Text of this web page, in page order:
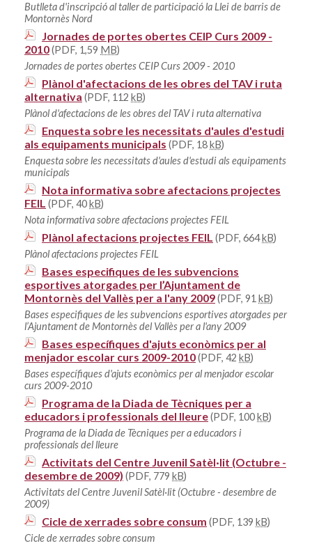
Butlleta d'inscripció al taller de participació la Llei de barris de
Montornès Nord
Jornades de portes obertes CEIP Curs 2009 -
2010(PDF, 1,59 MB)
Jornades de portes obertes CEIP Curs 2009 - 2010
Plànol d'afectacions de les obres del TAV i ruta
alternativa (PDF, 112 kB)
Plànol d'afectacions de les obres del TAV i ruta alternativa
Enquesta sobre les necessitats d'aules d'estudi
als equipaments municipals (PDF, 18kB)
Enquesta sobre les necessitats d'aules d'estudi als equipaments
municipals
Nota informativa sobre afectacions projectes
FEIL (PDF, 40kB)
Nota informativa sobre afectacions projectes FEIL
Plànol afectacions projectes FEIL (PDF, 664kB)
Plànol afectacions projectes FEIL
Bases especifiques de les subvencions
esportives atorgades per l’Ajuntament de
Montornès del Vallès per a l'any 2009(PDF, 91 kB)
Bases especifiques de les subvencions esportives atorgades per
l’Ajuntament de Montornès del Vallès per a l'any 2009
Bases específiques d'ajuts econòmics per al
menjador escolar curs 2009-2010(PDF, 42 kB)
Bases específiques d'ajuts econòmics per al menjador escolar
curs 2009-2010
Programa de la Diada de Tècniques per a
educadors i professionals del lleure(PDF, 100kB)
Programa de la Diada de Tècniques per a educadors i
professionals del lleure
Activitats del Centre Juvenil Satèl·lit (Octubre -
desembre de 2009) (PDF, 779 kB)
Activitats del Centre Juvenil Satèl·lit (Octubre - desembre de
2009)
Cicle de xerrades sobre consum (PDF, 139 kB)
Cicle de xerrades sobre consum